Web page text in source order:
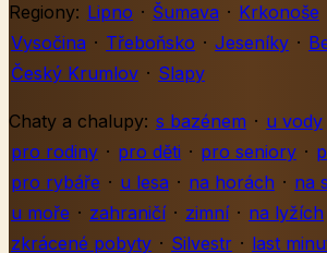
Regiony: Lipno · Šumava · Krkonoše
Vysočina · Třeboňsko · Jeseníky ·
Český Krumlov · Slapy
Chaty a chalupy: s bazénem · u vody
pro rodiny · pro děti · pro seniory ·
pro rybáře · u lesa · na horách · na
u moře · zahraničí · zimní · na lyžích
zkrácené pobyty · Silvestr · last